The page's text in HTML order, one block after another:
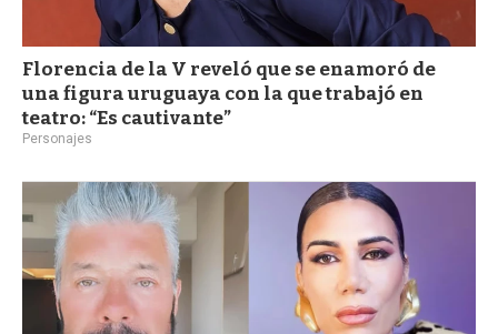
Florencia de la V reveló que se enamoró de
una figura uruguaya con la que trabajó en
teatro: “Es cautivante”
Personajes